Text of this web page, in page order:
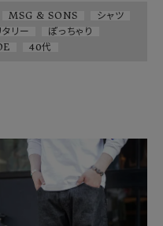
MSG & SONS
シャツ
タリー
ぽっちゃり
40代